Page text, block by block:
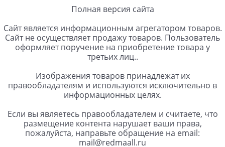
Полная версия сайта
Сайт является информационным агрегатором товаров.
Сайт не осуществляет продажу товаров. Пользователь
оформляет поручение на приобретение товара у
третьих лиц..
Изображения товаров принадлежат их
правообладателям и используются исключительно в
информационных целях.
Если вы являетесь правообладателем и считаете, что
размещение контента нарушает ваши права,
пожалуйста, направьте обращение на email:
mail@redmaall.ru